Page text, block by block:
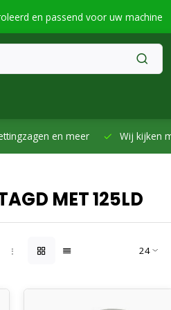
en passend voor uw machine
en meer Wij kijken met
MET 125LD